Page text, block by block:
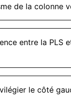
de la colonne
entre la PLS
le côté